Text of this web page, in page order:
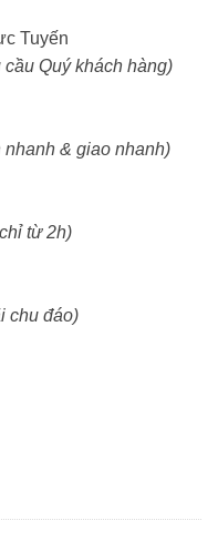
Tuyến
Quý khách hàng)
nhanh & giao nhanh)
từ 2h)
chu đáo)